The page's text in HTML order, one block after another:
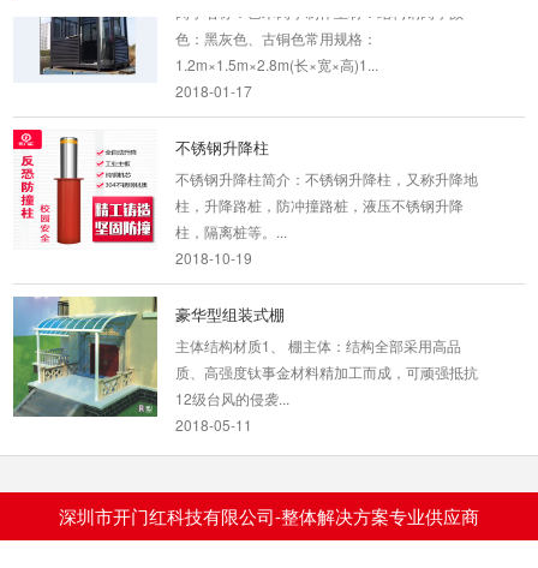
色：黑灰色、古铜色常用规格：
1.2m×1.5m×2.8m(长×宽×高)1...
2018-01-17
不锈钢升降柱
不锈钢升降柱简介：不锈钢升降柱，又称升降地
柱，升降路桩，防冲撞路桩，液压不锈钢升降
柱，隔离桩等。...
2018-10-19
豪华型组装式棚
主体结构材质1、 棚主体：结构全部采用高品
质、高强度钛事金材料精加工而成，可顽强抵抗
12级台风的侵袭...
2018-05-11
产品参数： ◇材质:304拉丝不锈钢 ◇上盖厚
度：1.5mm ◇箱体厚度：1.2mm ◇箱体尺寸：
深圳市开门红科技有限公司-整体解决方案专业供应商